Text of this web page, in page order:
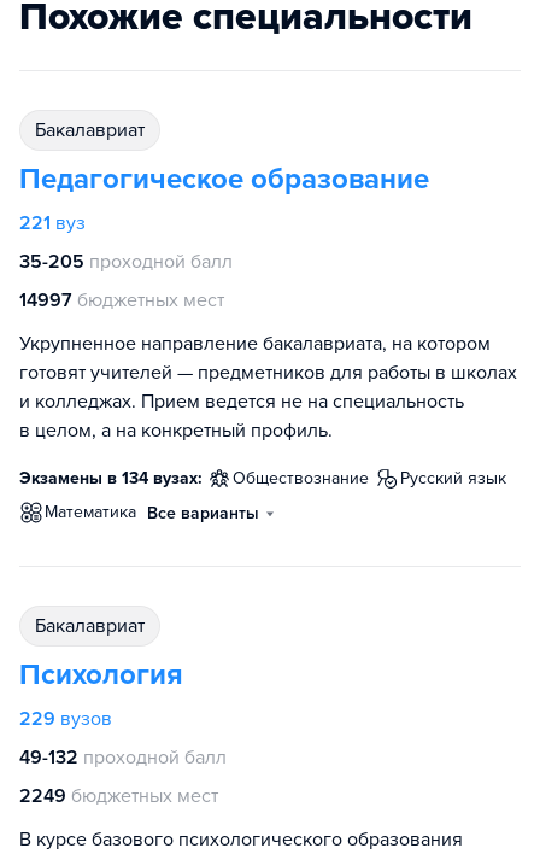
Похожие специальности
бакалавриат
Педагогическое образование
221 вуз
35-205 проходной балл
14997 бюджетных мест
Укрупненное направление бакалавриата, на котором
готовят учителей — предметников для работы в школах
и колледжах. Прием ведется не на специальность
в целом, а на конкретный профиль.
Экзамены в 134 вузах: обществознание
русский язык
математика Все варианты
бакалавриат
Психология
229 вузов
49-132 проходной балл
2249 бюджетных мест
В курсе базового психологического образования